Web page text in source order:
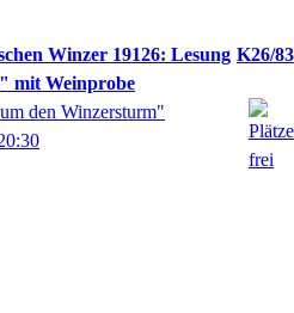
Winzer 19126: Lesung
mit Weinprobe
K26/83
den Winzersturm"